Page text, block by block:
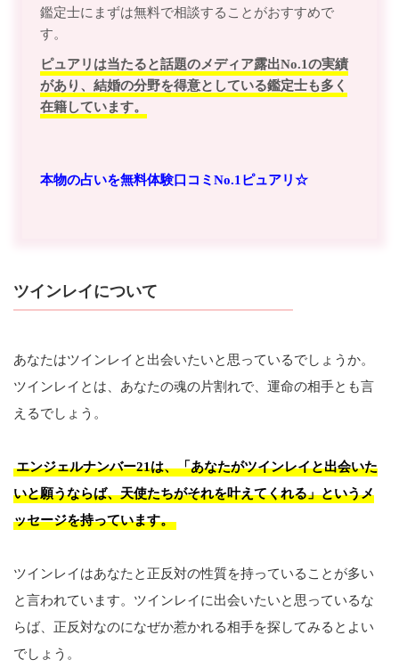
鑑定士にまずは無料で相談することがおすすめで
す。
ピュアリは当たると話題のメディア露出No.1の実績
があり、結婚の分野を得意としている鑑定士も多く
在籍しています。
本物の占いを無料体験口コミNo.1ピュアリ☆
ツインレイについて
あなたはツインレイと出会いたいと思っているでしょうか。
ツインレイとは、あなたの魂の片割れで、運命の相手とも言
えるでしょう。
エンジェルナンバー21は、「あなたがツインレイと出会いた
いと願うならば、天使たちがそれを叶えてくれる」というメ
ッセージを持っています。
ツインレイはあなたと正反対の性質を持っていることが多い
と言われています。ツインレイに出会いたいと思っているな
らば、正反対なのになぜか惹かれる相手を探してみるとよい
でしょう。